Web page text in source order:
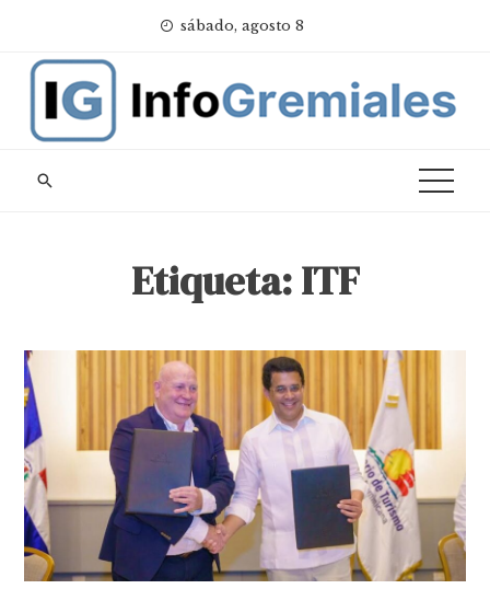
content
sábado, agosto 8
Etiqueta:ITF